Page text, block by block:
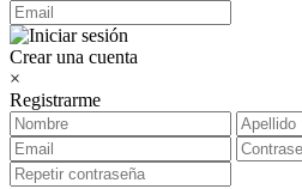
Crear una cuenta
×
Registrarme